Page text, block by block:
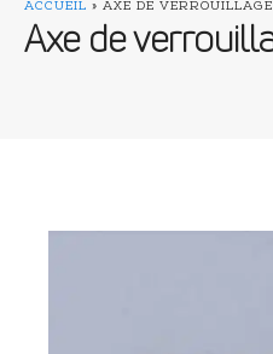
ACCUEIL » AXE DE VERROUILLAGE
Axe de